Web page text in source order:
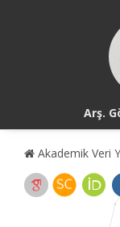
Arş.
Akademik Veri